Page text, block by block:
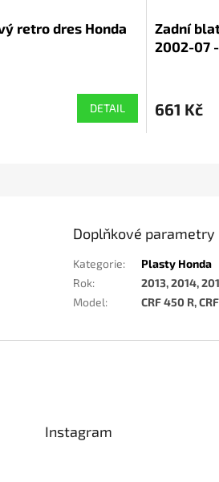
retro dres Honda
DETAIL
Zadní
2002-07
661 Kč
Doplňkové parametry
Kategorie:
Plasty Honda
Rok:
2013, 2014,
Model: CRF 450 R,
Instagram